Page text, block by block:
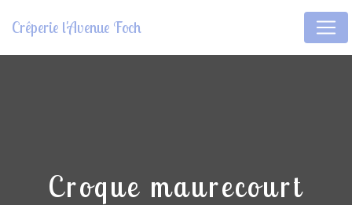
Crêperie l'Avenue Foch
croque maurecourt